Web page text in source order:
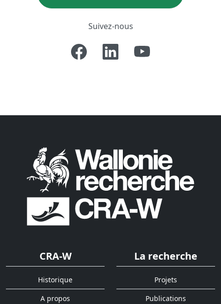
Suivez-nous
CRA-W
Historique
A propos
La recherche
Projets
Publications